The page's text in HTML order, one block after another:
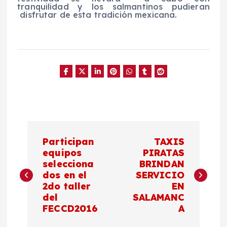
tranquilidad y los salmantinos pudieran
disfrutar de esta tradición mexicana.
v
Participan
equipos
selecciona
dos en el
2do taller
del
FECCD2016
TAXIS
PIRATAS
BRINDAN
SERVICIO
EN
SALAMANC
A